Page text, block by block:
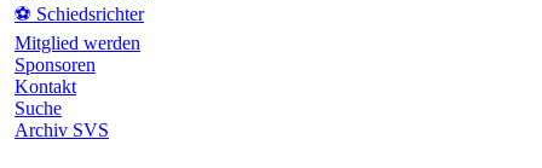
⚽ Schiedsrichter
Mitglied werden
Sponsoren
Kontakt
Suche
Archiv SVS